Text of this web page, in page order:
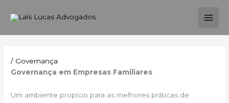
para
/ Governança
Governança em Empresas Familiares
Um ambiente propício para as melhores práticas de